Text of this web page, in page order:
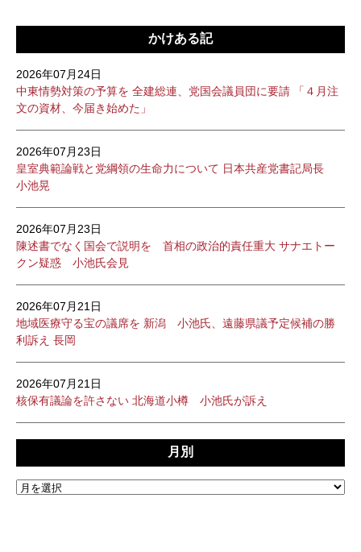
かけある記
2026年07月24日
中東情勢対策の予算を 全建総連、党国会議員団に要請 「４月注
文の資材、今届き始めた」
2026年07月23日
皇室典範論戦と党綱領の生命力について 日本共産党書記局長
小池晃
2026年07月23日
陳述書でなく国会で説明を 首相の政治的責任重大 サナエトー
クン疑惑 小池氏会見
2026年07月21日
地域医療守る宝の議席を 新潟 小池氏、遠藤県議予定候補の勝
利訴え 長岡
2026年07月21日
核保有議論を許さない 北海道小樽 小池氏が訴え
月別